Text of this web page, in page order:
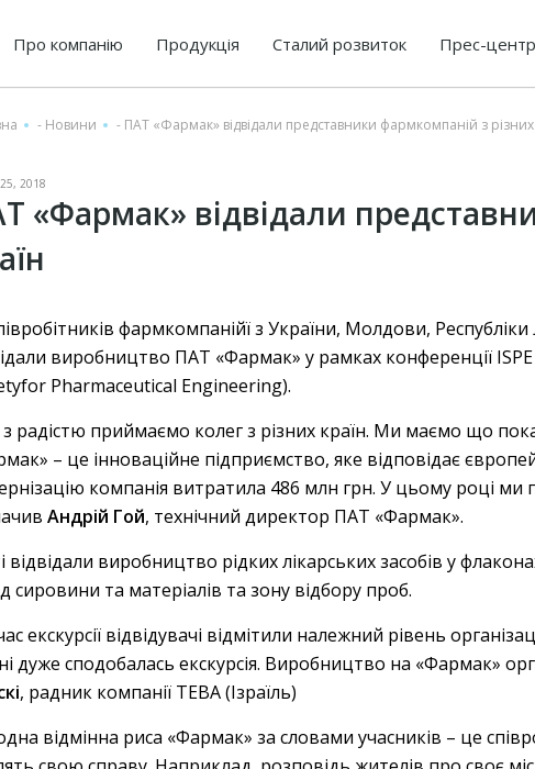
Про компанію Продукція Сталий розвиток Прес-центр
- Новини - ПАТ «Фармак» відвідали представники фармкомпаній з різних
2018
«Фармак» відвідали
фармкомпанійї з України, Молдови, Республіки
виробництво ПАТ «Фармак» у рамках конференції
Pharmaceutical Engineering).
радістю приймаємо колег з різних країн. Ми маємо що
– це інноваційне підприємство, яке відповідає
компанія витратила 486 млн грн. У цьому році ми
Андрій Гой, технічний директор ПАТ «Фармак».
відвідали виробництво рідких лікарських засобів у
сировини та матеріалів та зону відбору проб.
екскурсії відвідувачі відмітили належний рівень
дуже сподобалась екскурсія. Виробництво на «Фармак»
, радник компанії ТЕВА (Ізраїль)
відмінна риса «Фармак» за словами учасників – це